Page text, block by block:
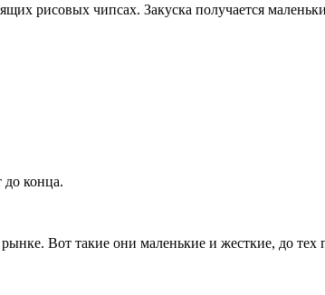
рисовых чипсах. Закуска получается
до конца.
Вот такие они маленькие и жесткие, до